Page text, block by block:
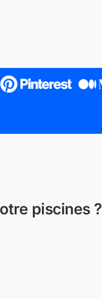
piscines ?